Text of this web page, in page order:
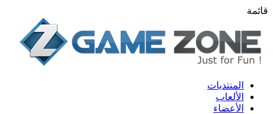
قائمة
المنتديات
الألعاب
الأعضاء